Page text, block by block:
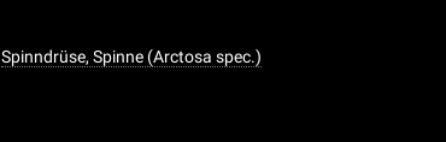
Spinndrüse, Spinne (Arctosa spec.)